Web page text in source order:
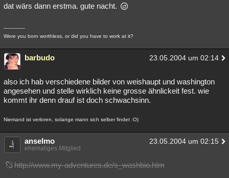
dat wärs dann erstma. gute nacht.
Were you born worthless, or did you have to work at it?
barbudo 23.05.2004 um 02:14
also ich hab verschiedene bilder von weishaupt und washington
angesehen und stelle wirklich keine grosse ähnlickeit fest. wie
kommt ihr denn drauf ist doch schwachsinn.
Niemand ist verloren, solange mann sich selber findet :O)
anselmo 23.05.2004 um 02:15
ehemaliges Mitglied
http://www.my-adventures.de/s_washbio.htm